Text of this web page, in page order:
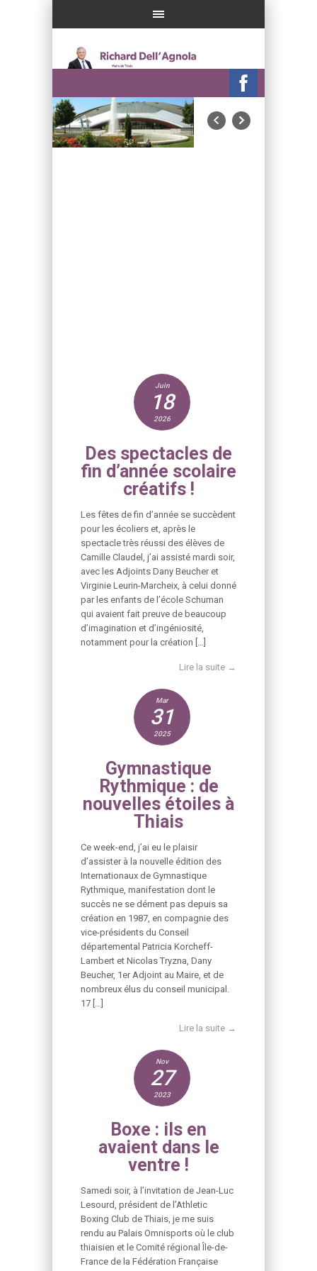
Juin
18
2026
Des spectacles de
fin d’année scolaire
créatifs !
Les fêtes de fin d’année se succèdent
pour les écoliers et, après le
spectacle très réussi des élèves de
Camille Claudel, j’ai assisté mardi soir,
avec les Adjoints Dany Beucher et
Virginie Leurin-Marcheix, à celui donné
par les enfants de l’école Schuman
qui avaient fait preuve de beaucoup
d’imagination et d’ingéniosité,
notamment pour la création […]
Lire la suite →
Mar
31
2025
Gymnastique
Rythmique : de
nouvelles étoiles à
Thiais
Ce week-end, j’ai eu le plaisir
d’assister à la nouvelle édition des
Internationaux de Gymnastique
Rythmique, manifestation dont le
succès ne se dément pas depuis sa
création en 1987, en compagnie des
vice-présidents du Conseil
départemental Patricia Korcheff-
Lambert et Nicolas Tryzna, Dany
Beucher, 1er Adjoint au Maire, et de
nombreux élus du conseil municipal.
17 […]
Lire la suite →
Nov
27
2023
Boxe : ils en
avaient dans le
ventre !
Samedi soir, à l’invitation de Jean-Luc
Lesourd, président de l’Athletic
Boxing Club de Thiais, je me suis
rendu au Palais Omnisports où le club
thiaisien et le Comité régional Île-de-
France de la Fédération Française